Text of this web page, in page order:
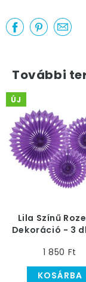
További
ÚJ
Lila Színű
Dekoráció - 3
1 850 Ft
KOSÁRBA